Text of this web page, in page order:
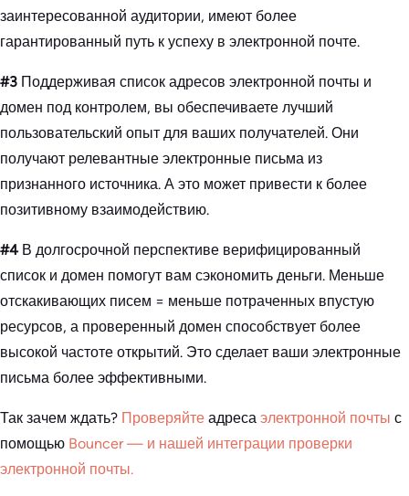
заинтересованной аудитории, имеют более
гарантированный путь к успеху в электронной почте.
#3 Поддерживая список адресов электронной почты и
домен под контролем, вы обеспечиваете лучший
пользовательский опыт для ваших получателей. Они
получают релевантные электронные письма из
признанного источника. А это может привести к более
позитивному взаимодействию.
#4В долгосрочной перспективе верифицированный
список и домен помогут вам сэкономить деньги. Меньше
отскакивающих писем = меньше потраченных впустую
ресурсов, а проверенный домен способствует более
высокой частоте открытий. Это сделает ваши электронные
письма более эффективными.
Так зачем ждать? Проверяйте адреса электронной почты с
помощью Bouncer — и нашей интеграции проверки
электронной почты.